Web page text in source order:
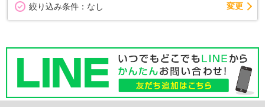
絞り込み条件： なし 変更